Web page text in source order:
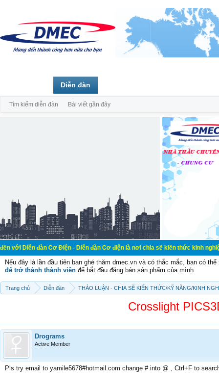
đàn Cơ Điện - Diễn đàn Cơ điện là nơi chia sẽ kiến thức kinh nghiệm trong
Nếu đây là lần đầu tiên bạn ghé thăm dmec.vn và có thắc mắc, bạn có
để trở thành thành viên để bắt đầu đăng bán sản phẩm của mình.
Trang chủ Diễn đàn THẢO LUẬN - CHIA SẼ KIẾN THỨC/KỸ NĂNG/KINH
Crosslight
Drograms
Active Member
Pls try email to yamile5678#hotmail.com change # into @ , Ctrl+F to
Diễn đàn
Tìm kiếm diễn đàn Bài viết gần đây